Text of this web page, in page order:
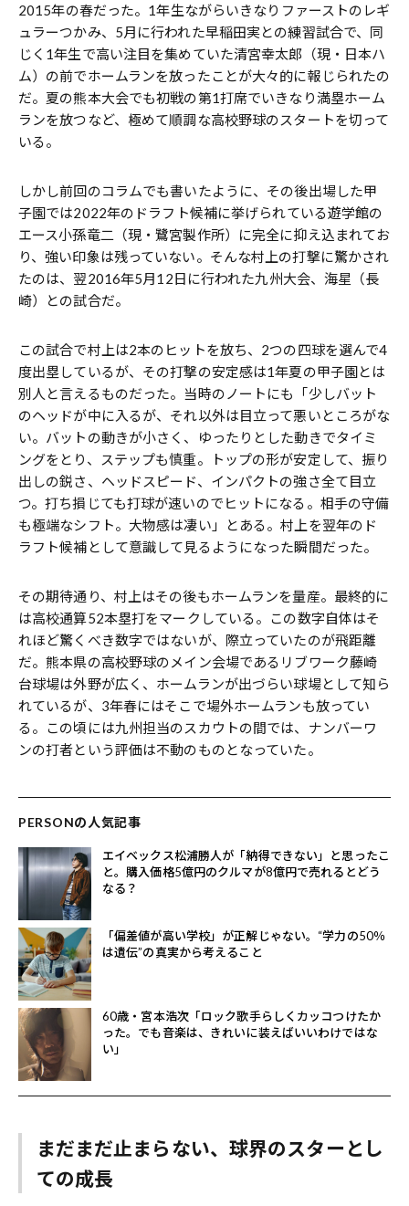
2015年の春だった。1年生ながらいきなりファーストのレギ
ュラーつかみ、5月に行われた早稲田実との練習試合で、同
じく1年生で高い注目を集めていた清宮幸太郎（現・日本ハ
ム）の前でホームランを放ったことが大々的に報じられたの
だ。夏の熊本大会でも初戦の第1打席でいきなり満塁ホーム
ランを放つなど、極めて順調な高校野球のスタートを切って
いる。
しかし前回のコラムでも書いたように、その後出場した甲
子園では2022年のドラフト候補に挙げられている遊学館の
エース小孫竜二（現・鷺宮製作所）に完全に抑え込まれてお
り、強い印象は残っていない。そんな村上の打撃に驚かされ
たのは、翌2016年5月12日に行われた九州大会、海星（長
崎）との試合だ。
この試合で村上は2本のヒットを放ち、2つの四球を選んで4
度出塁しているが、その打撃の安定感は1年夏の甲子園とは
別人と言えるものだった。当時のノートにも「少しバット
のヘッドが中に入るが、それ以外は目立って悪いところがな
い。バットの動きが小さく、ゆったりとした動きでタイミ
ングをとり、ステップも慎重。トップの形が安定して、振り
出しの鋭さ、ヘッドスピード、インパクトの強さ全て目立
つ。打ち損じても打球が速いのでヒットになる。相手の守備
も極端なシフト。大物感は凄い」とある。村上を翌年のド
ラフト候補として意識して見るようになった瞬間だった。
その期待通り、村上はその後もホームランを量産。最終的に
は高校通算52本塁打をマークしている。この数字自体はそ
れほど驚くべき数字ではないが、際立っていたのが飛距離
だ。熊本県の高校野球のメイン会場であるリブワーク藤崎
台球場は外野が広く、ホームランが出づらい球場として知ら
れているが、3年春にはそこで場外ホームランも放ってい
る。この頃には九州担当のスカウトの間では、ナンバーワ
ンの打者という評価は不動のものとなっていた。
PERSONの人気記事
エイベックス松浦勝人が「納得できない」と思ったこ
と。購入価格5億円のクルマが8億円で売れるとどう
なる？
「偏差値が高い学校」が正解じゃない。“学力の50％
は遺伝”の真実から考えること
60歳・宮本浩次「ロック歌手らしくカッコつけたか
った。でも音楽は、きれいに装えばいいわけではな
い」
まだまだ止まらない、球界のスターとし
ての成長